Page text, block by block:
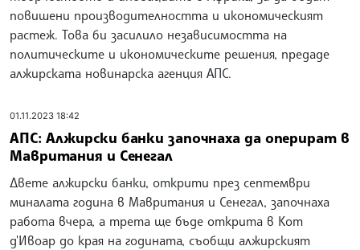
повишени производителността и икономическият
растеж. Това би засилило независимостта на
политическите и икономическите решения, предаде
алжирската новинарска агенция АПС.
01.11.2023 18:42
АПС: Алжирски банки започнаха да оперират в
Мавритания и Сенегал
Двете алжирски банки, открити през септември
миналата година в Мавритания и Сенегал, започнаха
работа вчера, а трета ще бъде открита в Кот
д'Ивоар до края на годината, съобщи алжирският